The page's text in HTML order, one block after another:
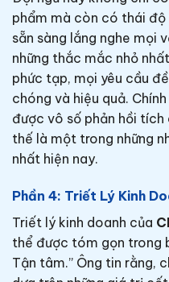
phẩm mà còn có thái
sẵn sàng lắng nghe mọi
những thắc mắc nhỏ
phức tạp, mọi yêu cầu
chóng và hiệu quả.
được vô số phản hồi
thế là một trong những
nhất hiện nay.
Phần 4: Triết Lý Kinh
Triết lý kinh doanh của
thể được tóm gọn trong
Tận tâm.” Ông tin rằng,